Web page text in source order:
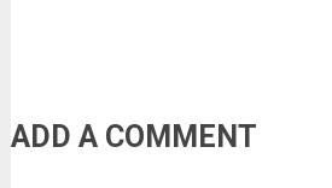
ADD A COMMENT